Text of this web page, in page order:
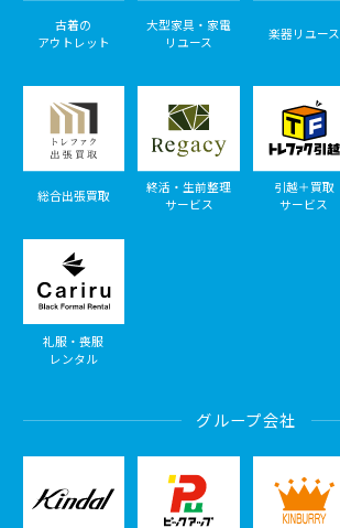
古着の
アウトレット
大型家具・家電
リユース
楽器リユース
総合出張買取
終活・生前整理
サービス
引越＋買取
サービス
礼服・喪服
レンタル
グループ会社